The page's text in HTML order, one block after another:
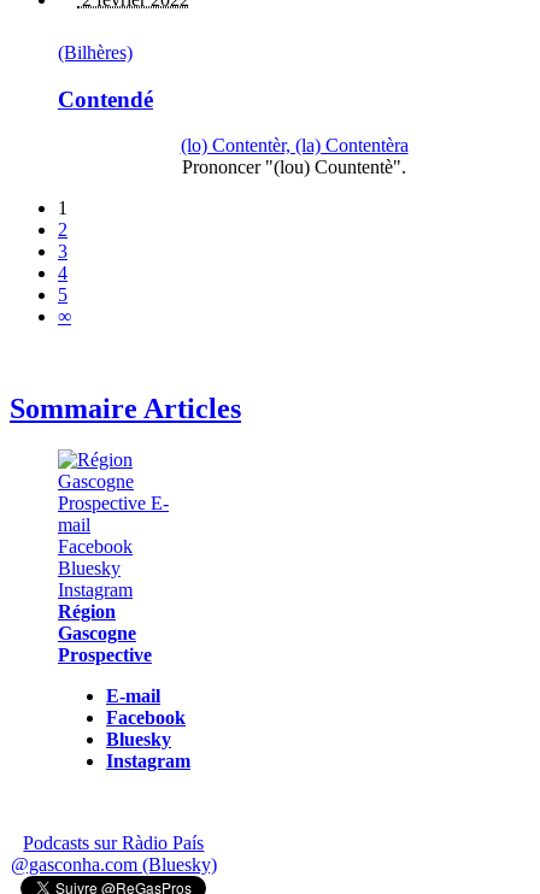
(Bilhères)
Contendé
(lo) Contentèr, (la) Contentèra
Prononcer "(lou) Countentè".
1
2
3
4
5
∞
Sommaire Articles
Région
Gascogne
Prospective
E-mail
Facebook
Bluesky
Instagram
Podcasts sur Ràdio País
@gasconha.com (Bluesky)